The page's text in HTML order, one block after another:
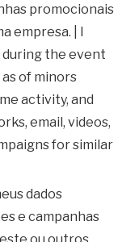
promocionais
empresa. | I
the event
of minors
activity, and
email, videos,
for similar
dados
e campanhas
ou outros